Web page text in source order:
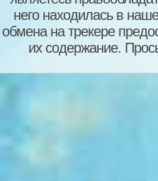
него находилась в
обмена на трекере
их содержание.